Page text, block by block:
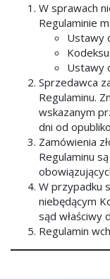
W sprawach
Regulaminie
Ustawy
Ustawy
Sprzedawca
Regulaminu.
wskazanym
dni od
Zamówienia
Regulaminu
W przypadku
niebędącym
sąd właściwy
Regulamin